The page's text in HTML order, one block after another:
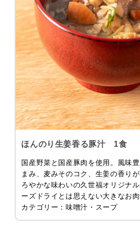
ほんのり生姜香る豚汁 1食
国産野菜と国産豚肉を使用。風味
まみ、麦みそのコク、生姜の香り
ろやかな味わいの久世福オリジナ
ーズドライとは思えない大きなお肉
カテゴリー：味噌汁・スープ